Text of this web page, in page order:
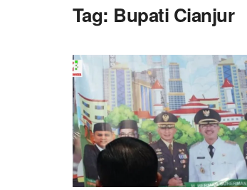
Tag: Bupati Cianjur